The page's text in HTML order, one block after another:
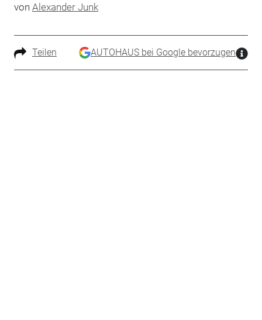
von Alexander Junk
Teilen AUTOHAUS bei Google bevorzugen